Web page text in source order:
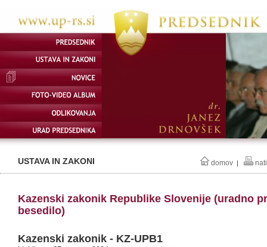
USTAVA IN ZAKONI domov |
Kazenski zakonik Republike Slovenije (uradno
besedilo)
Kazenski zakonik - KZ-UPB1